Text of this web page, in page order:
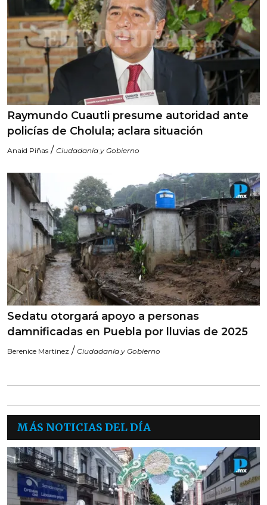
Raymundo Cuautli presume autoridad ante
policías de Cholula; aclara situación
Anaid Piñas / Ciudadanía y Gobierno
Sedatu otorgará apoyo a personas
damnificadas en Puebla por lluvias de 2025
Berenice Martinez / Ciudadanía y Gobierno
MÁS NOTICIAS DEL DÍA